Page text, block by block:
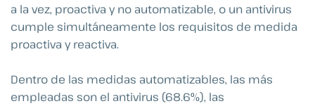
a la vez, proactiva y no automatizable, o un antivirus
cumple simultáneamente los requisitos de medida
proactiva y reactiva.
Dentro de las medidas automatizables, las más
empleadas son el antivirus (68.6%), las